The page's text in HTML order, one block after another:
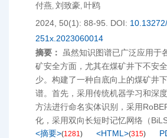
付燕, 刘致豪, 叶鸥
2024, 50(1): 88-95.
DOI:
251x.2023060014
摘要：
虽然知识图谱已广泛应用于
矿安全方面，尤其在煤矿井下不安
少。构建了一种自底向上的煤矿井
谱。首先，采用传统机器学习和深
方法进行命名实体识别，采用
化，采用双向长短时记忆网络（
<摘要>(1281) <HTML>(315)